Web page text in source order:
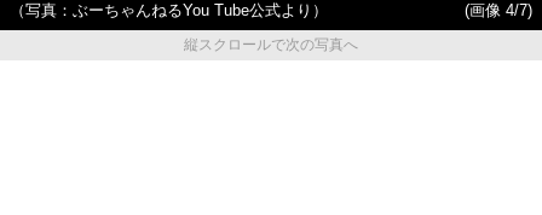
（写真：ぶーちゃんねるYou Tube公式より）
(画像 4/7)
縦スクロールで次の写真へ